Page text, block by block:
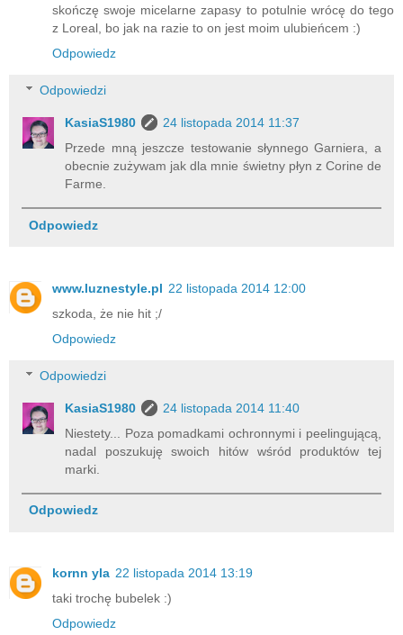
skończę swoje micelarne zapasy to potulnie wrócę do tego
z Loreal, bo jak na razie to on jest moim ulubieńcem :)
Odpowiedz
Odpowiedzi
KasiaS1980
24 listopada 2014 11:37
Przede mną jeszcze testowanie słynnego Garniera, a
obecnie zużywam jak dla mnie świetny płyn z Corine de
Farme.
Odpowiedz
www.luznestyle.pl 22 listopada 2014 12:00
szkoda, że nie hit ;/
Odpowiedz
Odpowiedzi
KasiaS1980
24 listopada 2014 11:40
Niestety... Poza pomadkami ochronnymi i peelingującą,
nadal poszukuję swoich hitów wśród produktów tej
marki.
Odpowiedz
kornn yla 22 listopada 2014 13:19
taki trochę bubelek :)
Odpowiedz